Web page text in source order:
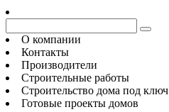
О компании
Контакты
Производители
Строительные работы
Строительство дома под ключ
Готовые проекты домов